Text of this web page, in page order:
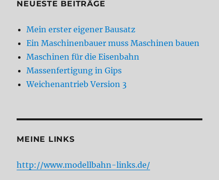
NEUESTE BEITRÄGE
Mein erster eigener Bausatz
Ein Maschinenbauer muss Maschinen bauen
Maschinen für die Eisenbahn
Massenfertigung in Gips
Weichenantrieb Version 3
MEINE LINKS
http://www.modellbahn-links.de/